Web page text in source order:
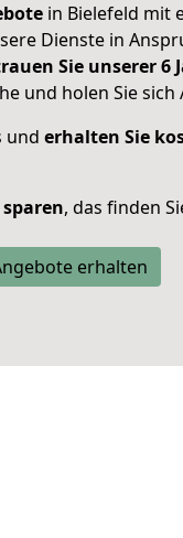
in Bielefeld mit
Dienste in
Sie unserer 6
und holen Sie sich
und erhalten Sie
, das finden
erhalten